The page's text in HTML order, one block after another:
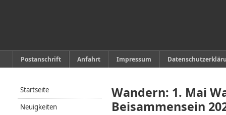
Postanschrift Anfahrt Impressum
Wandern: 1. Mai
Beisammensein
Startseite
Neuigkeiten